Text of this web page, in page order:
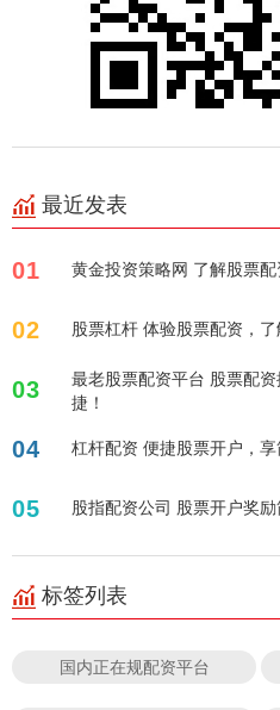
最近发表
01 黄金投资策略网 了解股票
02 股票杠杆 体验股票配资，
03
最老股票配资平台 股票配
捷！
04 杠杆配资 便捷股票开户，
05 股指配资公司 股票开户奖
标签列表
国内正在规配资平台